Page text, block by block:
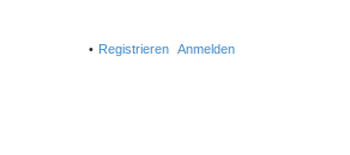
Anmelden
Registrieren